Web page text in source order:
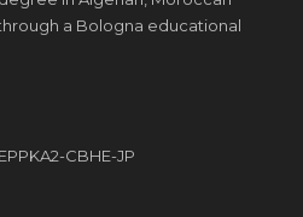
a Bologna educational
CBHE-JP